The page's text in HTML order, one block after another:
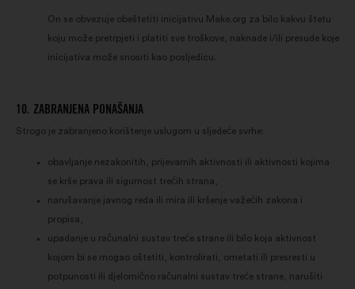
On se obvezuje obeštetiti inicijativu Make.org za bilo kakvu štetu
koju može pretrpjeti i platiti sve troškove, naknade i/ili presude koje
inicijativa može snositi kao posljedicu.
10. ZABRANJENA PONAŠANJA
Strogo je zabranjeno korištenje uslugom u sljedeće svrhe:
obavljanje nezakonitih, prijevarnih aktivnosti ili aktivnosti kojima
se krše prava ili sigurnost trećih strana,
narušavanje javnog reda ili mira ili kršenje važećih zakona i
propisa,
upadanje u računalni sustav treće strane ili bilo koja aktivnost
kojom bi se mogao oštetiti, kontrolirati, ometati ili presresti u
potpunosti ili djelomično računalni sustav treće strane, narušiti